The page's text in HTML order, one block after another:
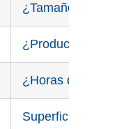
¿Tamaño de la
¿Producción anual
¿Horas de
Superficie